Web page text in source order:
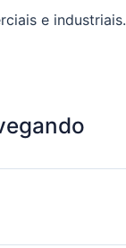
e industriais.